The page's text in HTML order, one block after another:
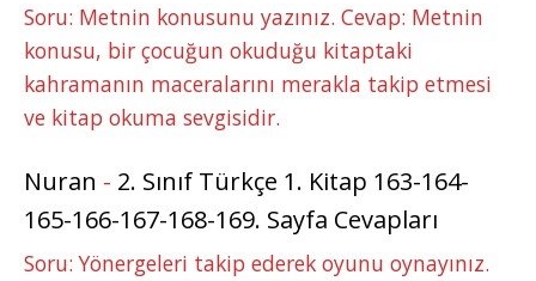
Soru: Metnin konusunu yazınız. Cevap: Metnin
konusu, bir çocuğun okuduğu kitaptaki
kahramanın maceralarını merakla takip etmesi
ve kitap okuma sevgisidir.
Nuran - 2. Sınıf Türkçe 1. Kitap 163-164-
165-166-167-168-169. Sayfa Cevapları
Soru: Yönergeleri takip ederek oyunu oynayınız.